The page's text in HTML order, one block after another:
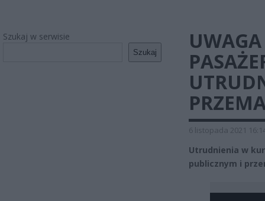
Szukaj w serwisie
Szukaj
6 listopada 2021
Utrudnienia w
publicznym i